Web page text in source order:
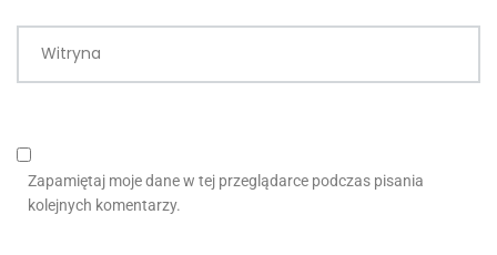
Witryna
Zapamiętaj moje dane w tej przeglądarce podczas pisania
kolejnych komentarzy.